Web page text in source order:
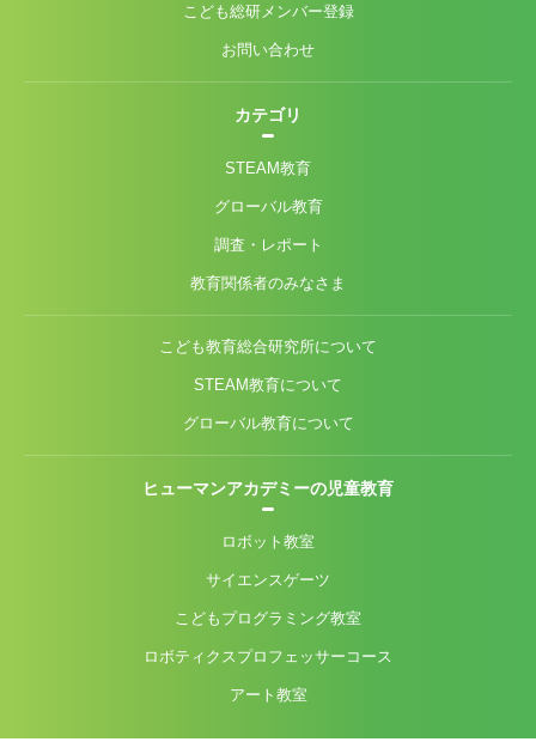
こども総研メンバー登録
お問い合わせ
カテゴリ
STEAM教育
グローバル教育
調査・レポート
教育関係者のみなさま
こども教育総合研究所について
STEAM教育について
グローバル教育について
ヒューマンアカデミーの児童教育
ロボット教室
サイエンスゲーツ
こどもプログラミング教室
ロボティクスプロフェッサーコース
アート教室